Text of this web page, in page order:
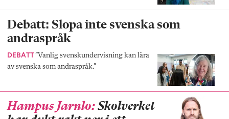
Debatt: Slopa inte svenska som
andraspråk
DEBATT”Vanlig svenskundervisning kan lära
av svenska som andraspråk.”
Hampus Jarnlo: Skolverket